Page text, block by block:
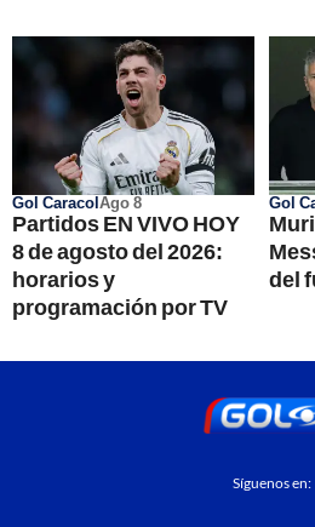
Gol CaracolAgo 8
Partidos EN VIVO HOY
8 de agosto del 2026:
horarios y
programación por TV
Gol
del
Síguenos en: